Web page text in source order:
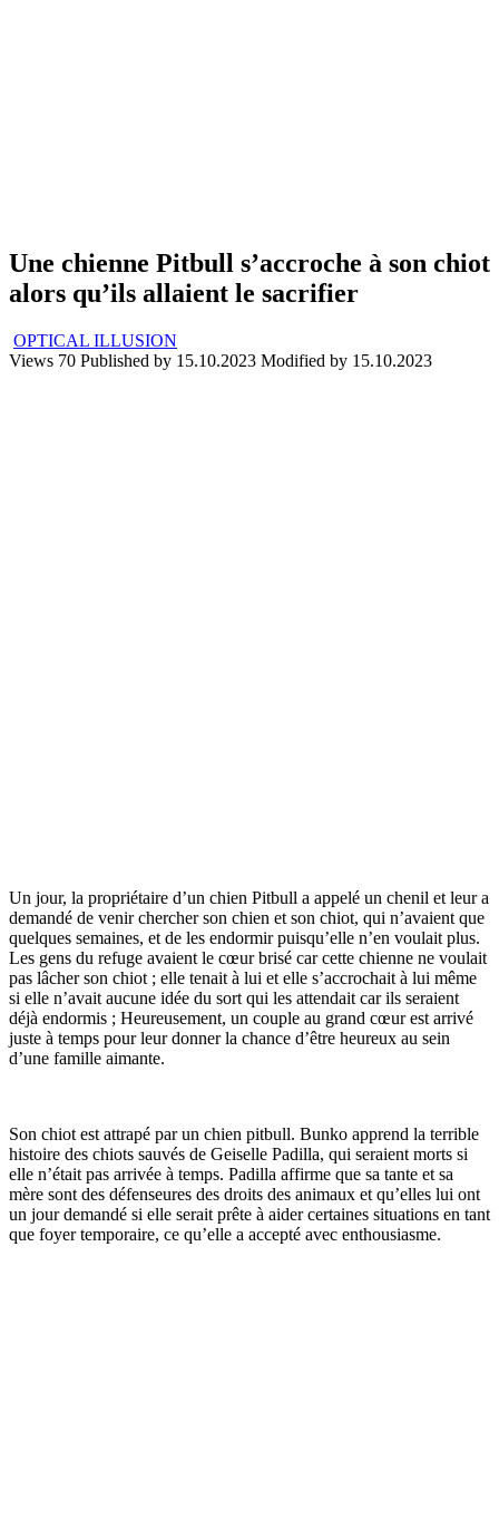
Une chienne Pitbull s’accroche à son chiot
alors qu’ils allaient le sacrifier
OPTICAL ILLUSION
Views 70 Published by 15.10.2023 Modified by 15.10.2023
Un jour, la propriétaire d’un chien Pitbull a appelé un chenil et leur a
demandé de venir chercher son chien et son chiot, qui n’avaient que
quelques semaines, et de les endormir puisqu’elle n’en voulait plus.
Les gens du refuge avaient le cœur brisé car cette chienne ne voulait
pas lâcher son chiot ; elle tenait à lui et elle s’accrochait à lui même
si elle n’avait aucune idée du sort qui les attendait car ils seraient
déjà endormis ; Heureusement, un couple au grand cœur est arrivé
juste à temps pour leur donner la chance d’être heureux au sein
d’une famille aimante.
Son chiot est attrapé par un chien pitbull. Bunko apprend la terrible
histoire des chiots sauvés de Geiselle Padilla, qui seraient morts si
elle n’était pas arrivée à temps. Padilla affirme que sa tante et sa
mère sont des défenseures des droits des animaux et qu’elles lui ont
un jour demandé si elle serait prête à aider certaines situations en tant
que foyer temporaire, ce qu’elle a accepté avec enthousiasme.